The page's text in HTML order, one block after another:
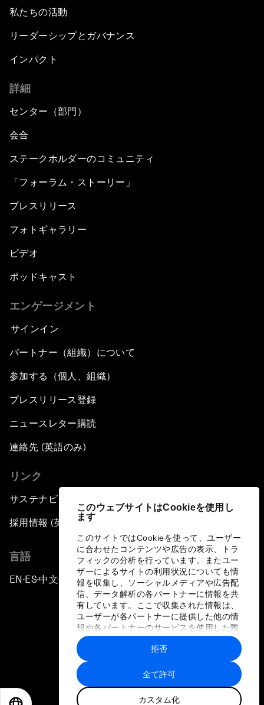
このウェブサイトはCookieを使用し
ます
このサイトではCookieを使って、ユーザー
に合わせたコンテンツや広告の表示、トラ
フィックの分析を行っています。またユー
ザーによるサイトの利用状況についても情
報を収集し、ソーシャルメディアや広告配
信、データ解析の各パートナーに情報を共
有しています。ここで収集された情報は、
ユーザーが各パートナーに提供した他の情
報や各パートナーのサービスを使用した際
に収集された情報と組み合わされ、各パー
トナーによって使用されることがありま
す。
全て許可
カスタム化
拒否
私たちの活動
リーダーシップとガバナンス
インパクト
詳細
センター（部門）
会合
ステークホルダーのコミュニティ
「フォーラム・ストーリー」
プレスリリース
フォトギャラリー
ビデオ
ポッドキャスト
エンゲージメント
サインイン
パートナー（組織）について
参加する（個人、組織）
プレスリリース登録
ニュースレター購読
連絡先 (英語のみ)
リンク
サステナビリティへの取り組み
採用情報 (英語のみ)
言語
EN ▪ ES▪中文▪ 日本語
プライバシーポリシーと利用規約
サイトマップ